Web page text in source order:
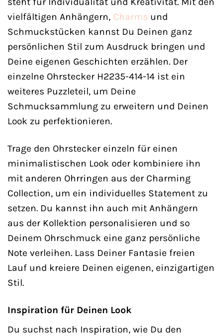
vielfältigen Anhängern, Charms und
Schmuckstücken kannst Du Deinen ganz
persönlichen Stil zum Ausdruck bringen und
Deine eigenen Geschichten erzählen. Der
einzelne Ohrstecker H2235-414-14 ist ein
weiteres Puzzleteil, um Deine
Schmucksammlung zu erweitern und Deinen
Look zu perfektionieren.
Trage den Ohrstecker einzeln für einen
minimalistischen Look oder kombiniere ihn
mit anderen Ohrringen aus der Charming
Collection, um ein individuelles Statement zu
setzen. Du kannst ihn auch mit Anhängern
aus der Kollektion personalisieren und so
Deinem Ohrschmuck eine ganz persönliche
Note verleihen. Lass Deiner Fantasie freien
Lauf und kreiere Deinen eigenen, einzigartigen
Stil.
Inspiration für Deinen Look
Du suchst nach Inspiration, wie Du den